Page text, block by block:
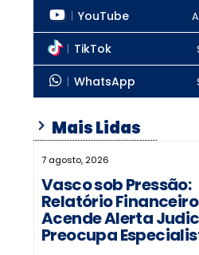
YouTube
TikTok
WhatsApp
Mais Lidas
7 agosto, 2026
Vasco sob Pressão:
Relatório Financeiro
Acende Alerta
Preocupa